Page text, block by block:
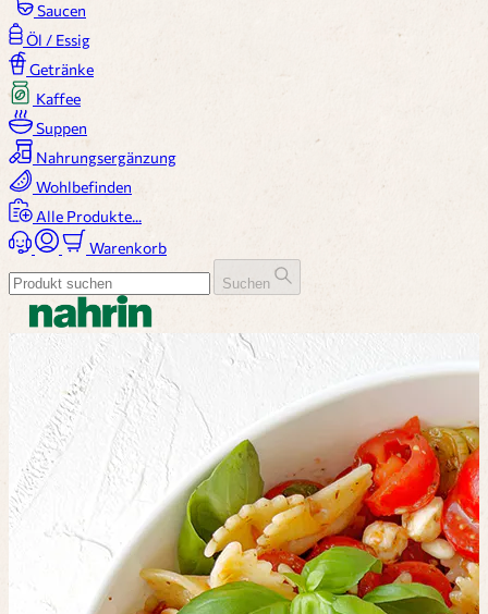
Saucen
Öl / Essig
Getränke
Kaffee
Suppen
Nahrungsergänzung
Wohlbefinden
Alle Produkte...
Warenkorb
Suchen